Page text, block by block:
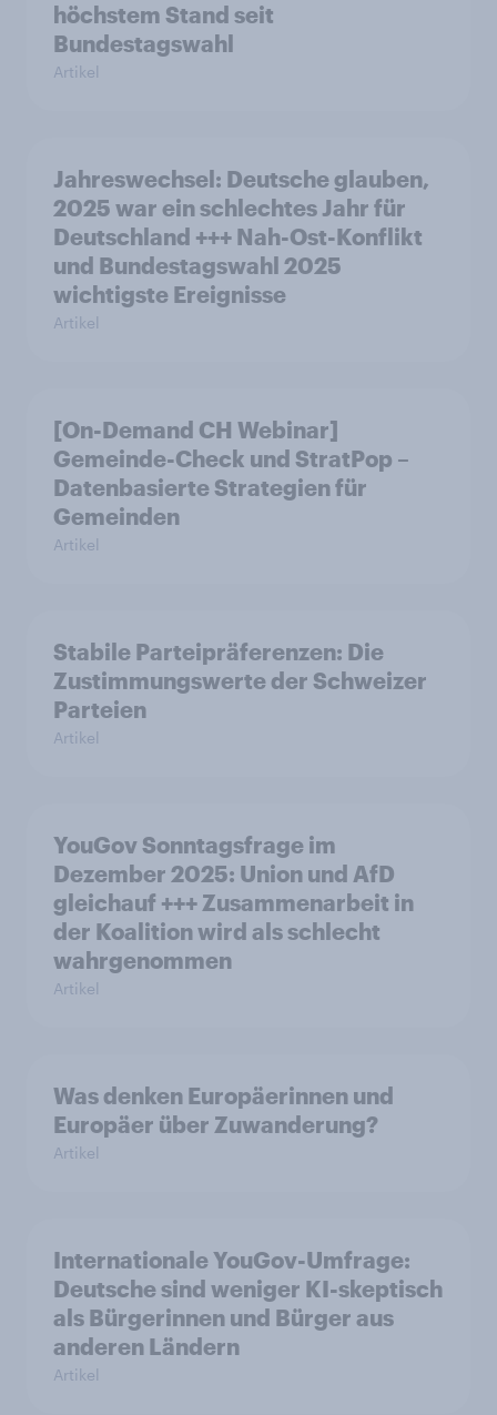
höchstem Stand seit
Bundestagswahl
Artikel
Jahreswechsel: Deutsche glauben,
2025 war ein schlechtes Jahr für
Deutschland +++ Nah-Ost-Konflikt
und Bundestagswahl 2025
wichtigste Ereignisse
Artikel
[On-Demand CH Webinar]
Gemeinde-Check und StratPop –
Datenbasierte Strategien für
Gemeinden
Artikel
Stabile Parteipräferenzen: Die
Zustimmungswerte der Schweizer
Parteien
Artikel
YouGov Sonntagsfrage im
Dezember 2025: Union und AfD
gleichauf +++ Zusammenarbeit in
der Koalition wird als schlecht
wahrgenommen
Artikel
Was denken Europäerinnen und
Europäer über Zuwanderung?
Artikel
Internationale YouGov-Umfrage:
Deutsche sind weniger KI-skeptisch
als Bürgerinnen und Bürger aus
anderen Ländern
Artikel